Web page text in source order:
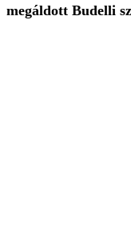
megáldott Budelli